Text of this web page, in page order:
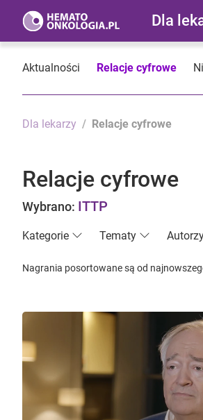
Dla
Aktualności Relacje cyfrowe
Dla lekarzy Relacje cyfrowe
Relacje cyfrowe
Wybrano: ITTP
Kategorie Tematy
Nagrania posortowane są od